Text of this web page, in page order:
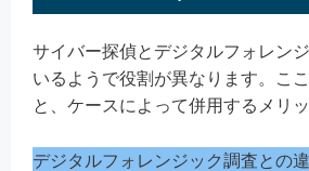
サイバー探偵とデジタルフォレン
いるようで役割が異なります。こ
と、ケースによって併用するメリ
デジタルフォレンジック調査との